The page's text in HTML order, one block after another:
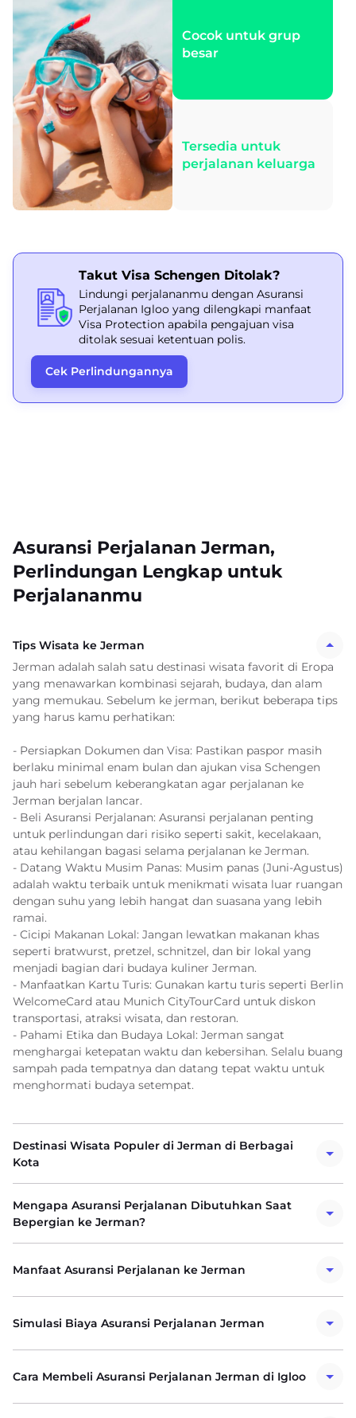
Cocok untuk grup
besar
Tersedia untuk
perjalanan keluarga
Takut Visa Schengen Ditolak?
Lindungi perjalananmu dengan Asuransi
Perjalanan Igloo yang dilengkapi manfaat
Visa Protection apabila pengajuan visa
ditolak sesuai ketentuan polis.
Cek Perlindungannya
Asuransi Perjalanan Jerman,
Perlindungan Lengkap untuk
Perjalananmu
Tips Wisata ke Jerman
Jerman adalah salah satu destinasi wisata favorit di Eropa
yang menawarkan kombinasi sejarah, budaya, dan alam
yang memukau. Sebelum ke jerman, berikut beberapa tips
yang harus kamu perhatikan:
- Persiapkan Dokumen dan Visa: Pastikan paspor masih
berlaku minimal enam bulan dan ajukan visa Schengen
jauh hari sebelum keberangkatan agar perjalanan ke
Jerman berjalan lancar.
- Beli Asuransi Perjalanan: Asuransi perjalanan penting
untuk perlindungan dari risiko seperti sakit, kecelakaan,
atau kehilangan bagasi selama perjalanan ke Jerman.
- Datang Waktu Musim Panas: Musim panas (Juni-Agustus)
adalah waktu terbaik untuk menikmati wisata luar ruangan
dengan suhu yang lebih hangat dan suasana yang lebih
ramai.
- Cicipi Makanan Lokal: Jangan lewatkan makanan khas
seperti bratwurst, pretzel, schnitzel, dan bir lokal yang
menjadi bagian dari budaya kuliner Jerman.
- Manfaatkan Kartu Turis: Gunakan kartu turis seperti Berlin
WelcomeCard atau Munich CityTourCard untuk diskon
transportasi, atraksi wisata, dan restoran.
- Pahami Etika dan Budaya Lokal: Jerman sangat
menghargai ketepatan waktu dan kebersihan. Selalu buang
sampah pada tempatnya dan datang tepat waktu untuk
menghormati budaya setempat.
Destinasi Wisata Populer di Jerman di Berbagai
Kota
Mengapa Asuransi Perjalanan Dibutuhkan Saat
Bepergian ke Jerman?
Manfaat Asuransi Perjalanan ke Jerman
Simulasi Biaya Asuransi Perjalanan Jerman
Cara Membeli Asuransi Perjalanan Jerman di Igloo